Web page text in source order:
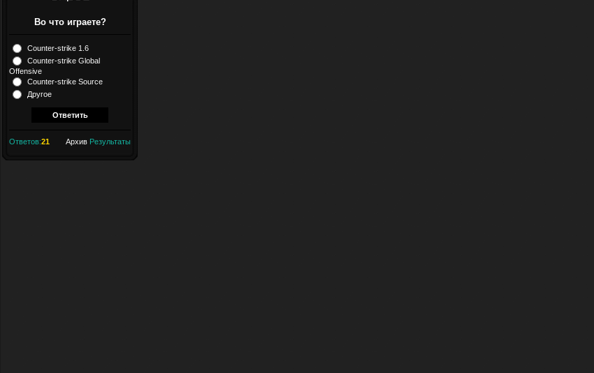
Во что играете?
Counter-strike 1.6
Counter-strike Global
Offensive
Counter-strike Source
Другое
Ответов:21 Результаты
Архив